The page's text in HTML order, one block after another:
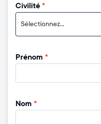
Civilité*
Sélectionnez...
Prénom *
Nom *